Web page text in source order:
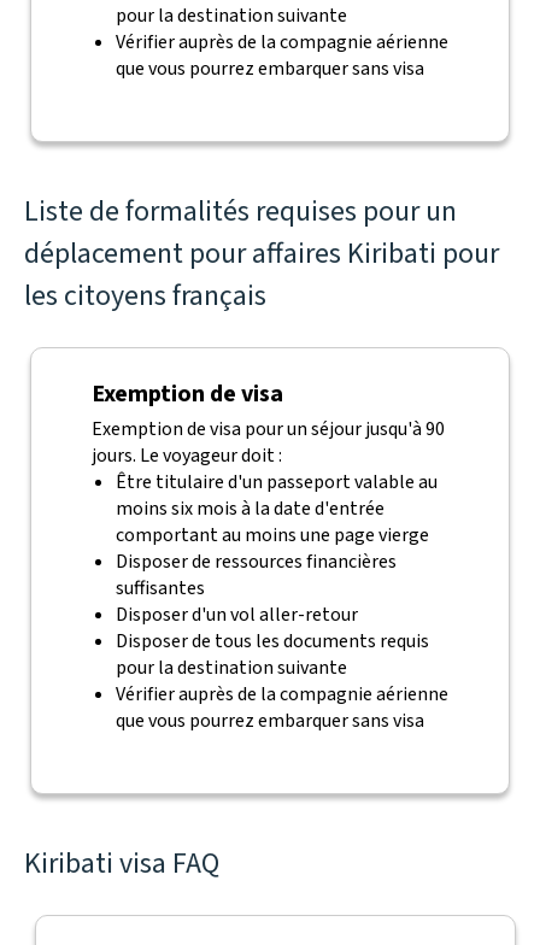
pour la destination suivante
Vérifier auprès de la compagnie aérienne
que vous pourrez embarquer sans visa
Liste de formalités requises pour un
déplacement pour affaires Kiribati pour
les citoyens français
Exemption de visa
Exemption de visa pour un séjour jusqu'à 90
jours. Le voyageur doit :
Être titulaire d'un passeport valable au
moins six mois à la date d'entrée
comportant au moins une page vierge
Disposer de ressources financières
suffisantes
Disposer d'un vol aller-retour
Disposer de tous les documents requis
pour la destination suivante
Vérifier auprès de la compagnie aérienne
que vous pourrez embarquer sans visa
Kiribati visa FAQ